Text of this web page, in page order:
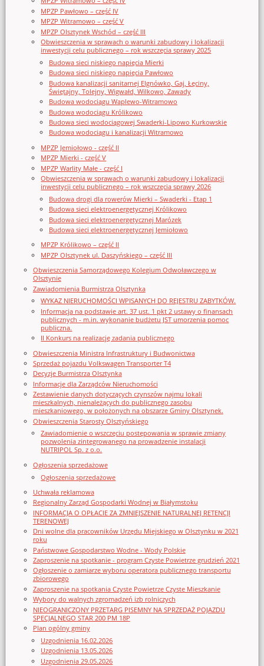
MPZP Pawłowo – część IV
MPZP Witramowo – część V
MPZP Olsztynek Wschód – część III
Obwieszczenia w sprawach o warunki zabudowy i lokalizacji
inwestycji celu publicznego – rok wszczęcia sprawy 2025
Budowa sieci niskiego napięcia Mierki
Budowa sieci niskiego napięcia Pawłowo
Budowa kanalizacji sanitarnej Elgnówko, Gaj, Łęciny,
Świętajny, Tolejny, Wigwałd, Wilkowo, Zawady
Budowa wodociągu Waplewo-Witramowo
Budowa wodociągu Królikowo
Budowa sieci wodociągowej Swaderki-Lipowo Kurkowskie
Budowa wodociągu i kanalizacji Witramowo
MPZP Jemiołowo - część II
MPZP Mierki - część V
MPZP Warlity Małe - część I
Obwieszczenia w sprawach o warunki zabudowy i lokalizacji
inwestycji celu publicznego – rok wszczęcia sprawy 2026
Budowa drogi dla rowerów Mierki – Swaderki - Etap 1
Budowa sieci elektroenergetycznej Królikowo
Budowa sieci elektroenergetycznej Marózek
Budowa sieci elektroenergetycznej Jemiołowo
MPZP Królikowo – część II
MPZP Olsztynek ul. Daszyńskiego – część III
Obwieszczenia Samorządowego Kolegium Odwoławczego w
Olsztynie
Zawiadomienia Burmistrza Olsztynka
WYKAZ NIERUCHOMOŚCI WPISANYCH DO REJESTRU ZABYTKÓW.
Informacja na podstawie art. 37 ust. 1 pkt 2 ustawy o finansach
publicznych - m.in. wykonanie budżetu JST umorzenia pomoc
publiczna.
II Konkurs na realizację zadania publicznego
Obwieszczenia Ministra Infrastruktury i Budwonictwa
Sprzedaż pojazdu Volkswagen Transporter T4
Decyzje Burmistrza Olsztynka
Informacje dla Zarządców Nieruchomości
Zestawienie danych dotyczących czynszów najmu lokali
mieszkalnych, nienależących do publicznego zasobu
mieszkaniowego, w położonych na obszarze Gminy Olsztynek.
Obwieszczenia Starosty Olsztyńskiego
Zawiadomienie o wszczęciu postępowania w sprawie zmiany
pozwolenia zintegrowanego na prowadzenie instalacji
NUTRIPOL Sp. z o.o.
Ogłoszenia sprzedażowe
Ogłoszenia sprzedażowe
Uchwała reklamowa
Regionalny Zarząd Gospodarki Wodnej w Białymstoku
INFORMACJA O OPŁACIE ZA ZMNIEJSZENIE NATURALNEJ RETENCJI
TERENOWEJ
Dni wolne dla pracowników Urzędu Miejskiego w Olsztynku w 2021
roku
Państwowe Gospodarstwo Wodne - Wody Polskie
Zaproszenie na spotkanie - program Czyste Powietrze grudzień 2021
Ogłoszenie o zamiarze wyboru operatora publicznego transportu
zbiorowego
Zaproszenie na spotkania Czyste Powietrze Czyste Mieszkanie
Wybory do walnych zgromadzeń izb rolniczych
NIEOGRANICZONY PRZETARG PISEMNY NA SPRZEDAŻ POJAZDU
SPECJALNEGO STAR 200 PM 18P
Plan ogólny gminy
Uzgodnienia 16.02.2026
Uzgodnienia 13.05.2026
Uzgodnienia 29.05.2026